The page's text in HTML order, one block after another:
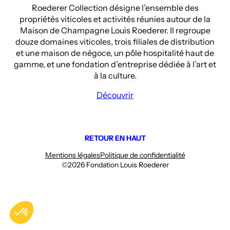
Roederer Collection désigne l’ensemble des
propriétés viticoles et activités réunies autour de la
Maison de Champagne Louis Roederer. Il regroupe
douze domaines viticoles, trois filiales de distribution
et une maison de négoce, un pôle hospitalité haut de
gamme, et une fondation d’entreprise dédiée à l’art et
à la culture.
Découvrir
©2026 Fondation Louis Roederer
RETOUR EN HAUT
Mentions légalesPolitique de confidentialité